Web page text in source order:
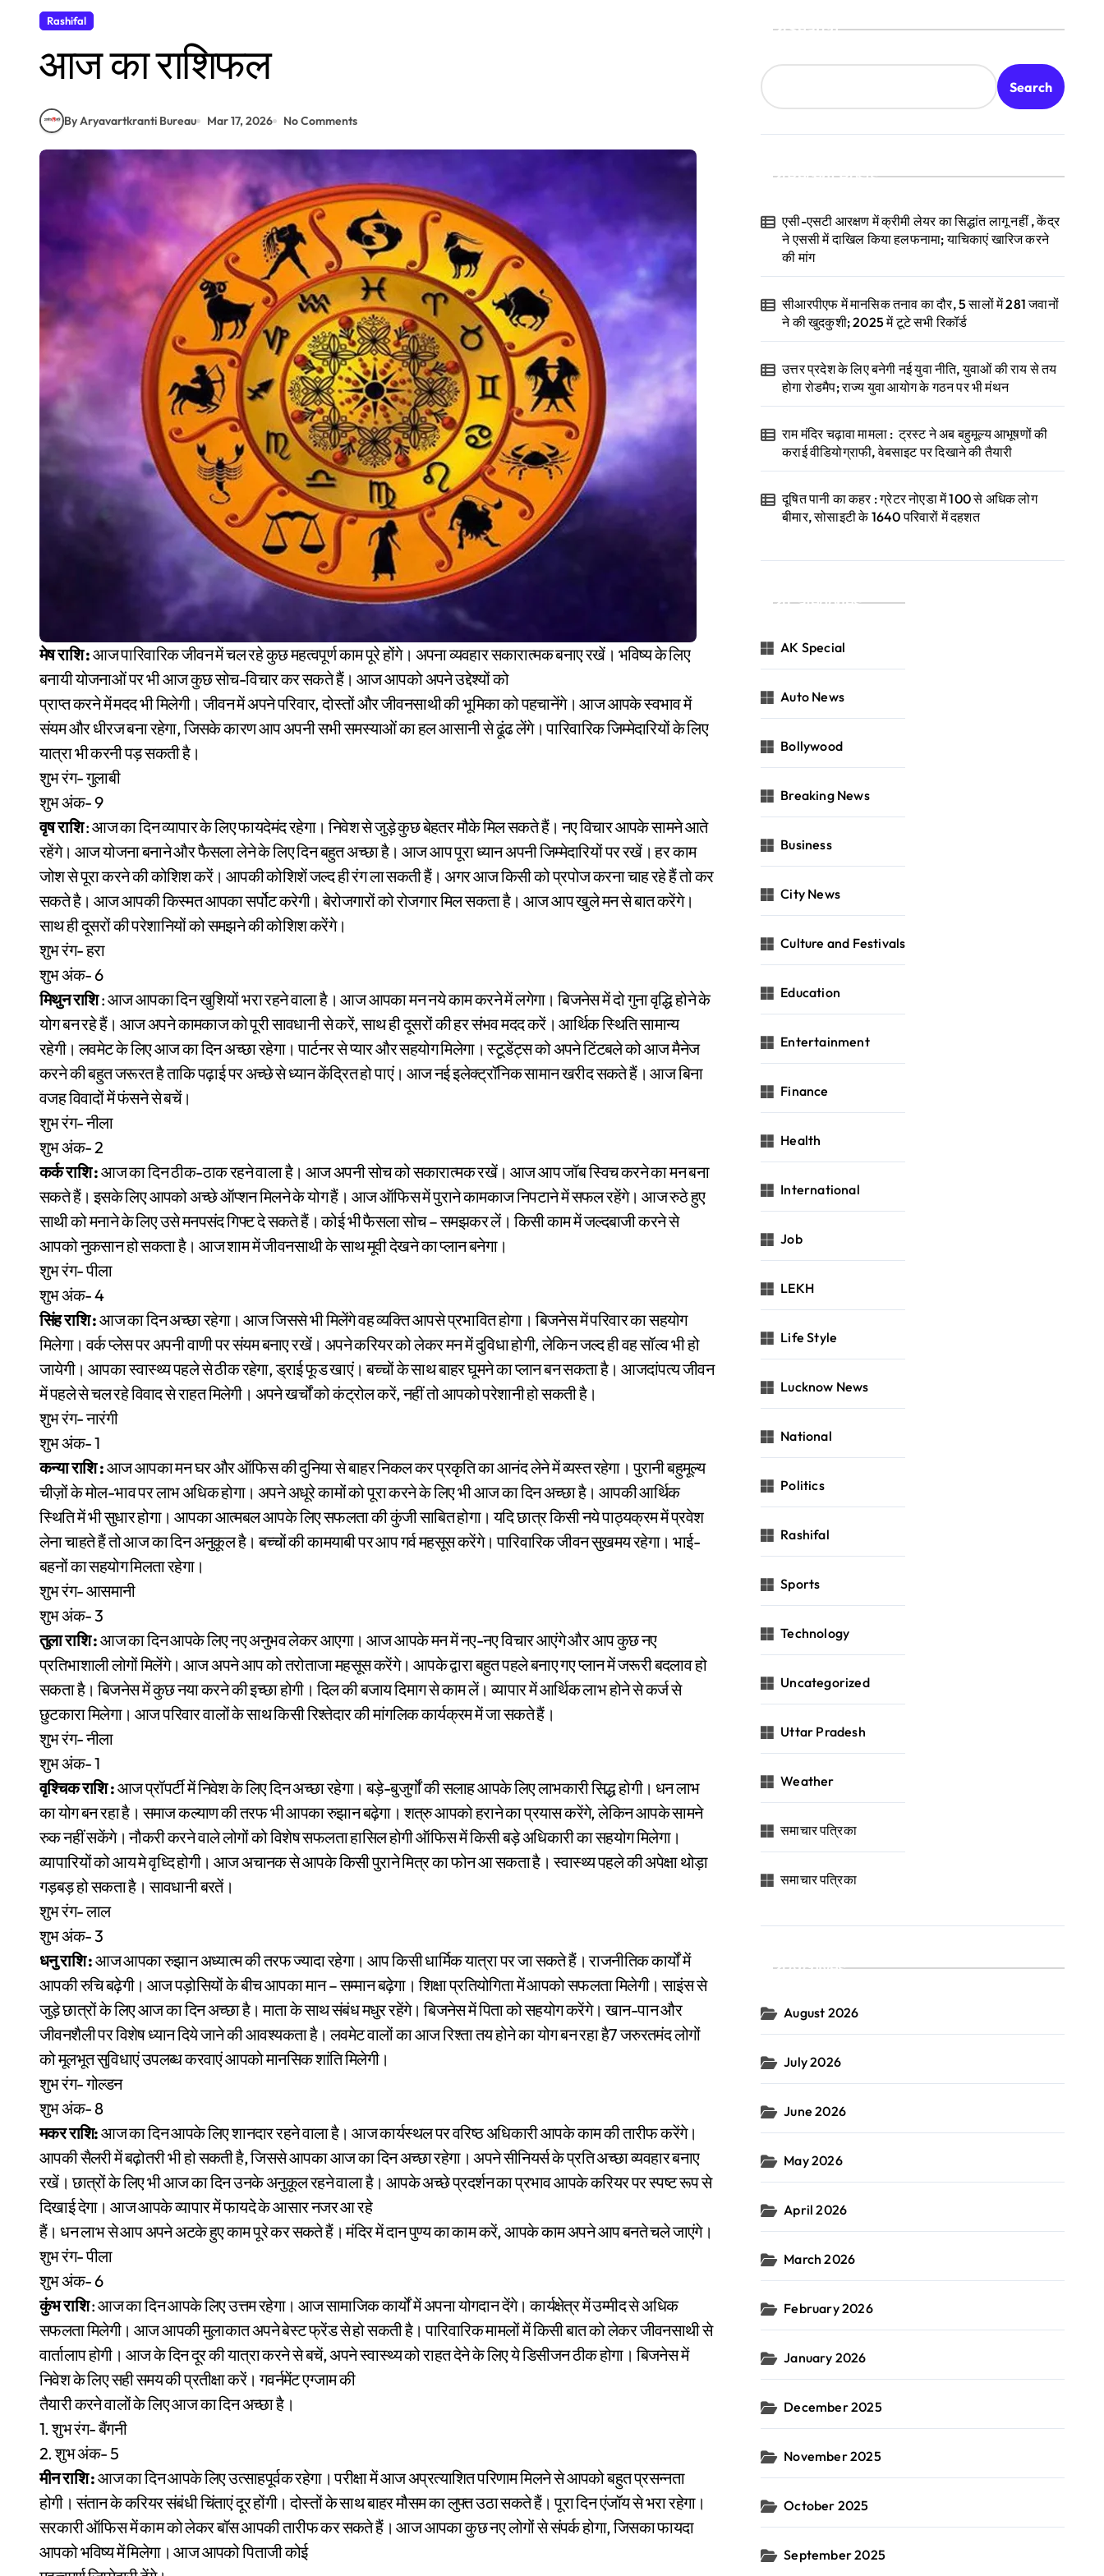
Rashifal
आज का राशिफल
By Aryavartkranti Bureau Mar 17, 2026 No Comments
मेष राशि :आज पारिवारिक जीवन में चल रहे कुछ महत्वपूर्ण काम पूरे होंगे। अपना व्यवहार सकारात्मक बनाए रखें। भविष्य के लिए
बनायी योजनाओं पर भी आज कुछ सोच-विचार कर सकते हैं। आज आपको अपने उद्देश्यों को
प्राप्त करने में मदद भी मिलेगी। जीवन में अपने परिवार, दोस्तों और जीवनसाथी की भूमिका को पहचानेंगे। आज आपके स्वभाव में
संयम और धीरज बना रहेगा, जिसके कारण आप अपनी सभी समस्याओं का हल आसानी से ढूंढ लेंगे। पारिवारिक जिम्मेदारियों के लिए
यात्रा भी करनी पड़ सकती है।
शुभ रंग- गुलाबी
शुभ अंक- 9
वृष राशि: आज का दिन व्यापार के लिए फायदेमंद रहेगा। निवेश से जुड़े कुछ बेहतर मौके मिल सकते हैं। नए विचार आपके सामने आते
रहेंगे। आज योजना बनाने और फैसला लेने के लिए दिन बहुत अच्छा है। आज आप पूरा ध्यान अपनी जिम्मेदारियों पर रखें। हर काम
जोश से पूरा करने की कोशिश करें। आपकी कोशिशें जल्द ही रंग ला सकती हैं। अगर आज किसी को प्रपोज करना चाह रहे हैं तो कर
सकते है। आज आपकी किस्मत आपका सर्पोट करेगी। बेरोजगारों को रोजगार मिल सकता है। आज आप खुले मन से बात करेंगे।
साथ ही दूसरों की परेशानियों को समझने की कोशिश करेंगे।
शुभ रंग- हरा
शुभ अंक- 6
मिथुन राशि: आज आपका दिन खुशियों भरा रहने वाला है। आज आपका मन नये काम करने में लगेगा। बिजनेस में दो गुना वृद्धि होने के
योग बन रहे हैं। आज अपने कामकाज को पूरी सावधानी से करें, साथ ही दूसरों की हर संभव मदद करें। आर्थिक स्थिति सामान्य
रहेगी। लवमेट के लिए आज का दिन अच्छा रहेगा। पार्टनर से प्यार और सहयोग मिलेगा। स्टूडेंट्स को अपने टिंटबले को आज मैनेज
करने की बहुत जरूरत है ताकि पढ़ाई पर अच्छे से ध्यान केंद्रित हो पाएं। आज नई इलेक्ट्रॉनिक सामान खरीद सकते हैं। आज बिना
वजह विवादों में फंसने से बचें।
शुभ रंग- नीला
शुभ अंक- 2
कर्क राशि :आज का दिन ठीक-ठाक रहने वाला है। आज अपनी सोच को सकारात्मक रखें। आज आप जॉब स्विच करने का मन बना
सकते हैं। इसके लिए आपको अच्छे ऑप्शन मिलने के योग हैं। आज ऑफिस में पुराने कामकाज निपटाने में सफल रहेंगे। आज रुठे हुए
साथी को मनाने के लिए उसे मनपसंद गिफ्ट दे सकते हैं। कोई भी फैसला सोच – समझकर लें। किसी काम में जल्दबाजी करने से
आपको नुकसान हो सकता है। आज शाम में जीवनसाथी के साथ मूवी देखने का प्लान बनेगा।
शुभ रंग- पीला
शुभ अंक- 4
सिंह राशि :आज का दिन अच्छा रहेगा। आज जिससे भी मिलेंगे वह व्यक्ति आपसे प्रभावित होगा। बिजनेस में परिवार का सहयोग
मिलेगा। वर्क प्लेस पर अपनी वाणी पर संयम बनाए रखें। अपने करियर को लेकर मन में दुविधा होगी, लेकिन जल्द ही वह सॉल्व भी हो
जायेगी। आपका स्वास्थ्य पहले से ठीक रहेगा, ड्राई फूड खाएं। बच्चों के साथ बाहर घूमने का प्लान बन सकता है। आजदांपत्य जीवन
में पहले से चल रहे विवाद से राहत मिलेगी। अपने खर्चों को कंट्रोल करें, नहीं तो आपको परेशानी हो सकती है।
शुभ रंग- नारंगी
शुभ अंक- 1
कन्या राशि :आज आपका मन घर और ऑफिस की दुनिया से बाहर निकल कर प्रकृति का आनंद लेने में व्यस्त रहेगा। पुरानी बहुमूल्य
चीज़ों के मोल-भाव पर लाभ अधिक होगा। अपने अधूरे कामों को पूरा करने के लिए भी आज का दिन अच्छा है। आपकी आर्थिक
स्थिति में भी सुधार होगा। आपका आत्मबल आपके लिए सफलता की कुंजी साबित होगा। यदि छात्र किसी नये पाठ्यक्रम में प्रवेश
लेना चाहते हैं तो आज का दिन अनुकूल है। बच्चों की कामयाबी पर आप गर्व महसूस करेंगे। पारिवारिक जीवन सुखमय रहेगा। भाई-
बहनों का सहयोग मिलता रहेगा।
शुभ रंग- आसमानी
शुभ अंक- 3
तुला राशि :आज का दिन आपके लिए नए अनुभव लेकर आएगा। आज आपके मन में नए-नए विचार आएंगे और आप कुछ नए
प्रतिभाशाली लोगों मिलेंगे। आज अपने आप को तरोताजा महसूस करेंगे। आपके द्वारा बहुत पहले बनाए गए प्लान में जरूरी बदलाव हो
सकता है। बिजनेस में कुछ नया करने की इच्छा होगी। दिल की बजाय दिमाग से काम लें। व्यापार में आर्थिक लाभ होने से कर्ज से
छुटकारा मिलेगा। आज परिवार वालों के साथ किसी रिश्तेदार की मांगलिक कार्यक्रम में जा सकते हैं।
शुभ रंग- नीला
शुभ अंक- 1
वृश्चिक राशि :आज प्रॉपर्टी में निवेश के लिए दिन अच्छा रहेगा। बड़े-बुजुर्गों की सलाह आपके लिए लाभकारी सिद्ध होगी। धन लाभ
का योग बन रहा है। समाज कल्याण की तरफ भी आपका रुझान बढ़ेगा। शत्रु आपको हराने का प्रयास करेंगे, लेकिन आपके सामने
रुक नहीं सकेंगे। नौकरी करने वाले लोगों को विशेष सफलता हासिल होगी ऑफिस में किसी बड़े अधिकारी का सहयोग मिलेगा।
व्यापारियों को आय मे वृध्दि होगी। आज अचानक से आपके किसी पुराने मित्र का फोन आ सकता है। स्वास्थ्य पहले की अपेक्षा थोड़ा
गड़बड़ हो सकता है। सावधानी बरतें।
शुभ रंग- लाल
शुभ अंक- 3
धनु राशि :आज आपका रुझान अध्यात्म की तरफ ज्यादा रहेगा। आप किसी धार्मिक यात्रा पर जा सकते हैं। राजनीतिक कार्यों में
आपकी रुचि बढ़ेगी। आज पड़ोसियों के बीच आपका मान – सम्मान बढ़ेगा। शिक्षा प्रतियोगिता में आपको सफलता मिलेगी। साइंस से
जुड़े छात्रों के लिए आज का दिन अच्छा है। माता के साथ संबंध मधुर रहेंगे। बिजनेस में पिता को सहयोग करेंगे। खान-पान और
जीवनशैली पर विशेष ध्यान दिये जाने की आवश्यकता है। लवमेट वालों का आज रिश्ता तय होने का योग बन रहा है7 जरुरतमंद लोगों
को मूलभूत सुविधाएं उपलब्ध करवाएं आपको मानसिक शांति मिलेगी।
शुभ रंग- गोल्डन
शुभ अंक- 8
मकर राशि:आज का दिन आपके लिए शानदार रहने वाला है। आज कार्यस्थल पर वरिष्ठ अधिकारी आपके काम की तारीफ करेंगे।
आपकी सैलरी में बढ़ोतरी भी हो सकती है, जिससे आपका आज का दिन अच्छा रहेगा। अपने सीनियर्स के प्रति अच्छा व्यवहार बनाए
रखें। छात्रों के लिए भी आज का दिन उनके अनुकूल रहने वाला है। आपके अच्छे प्रदर्शन का प्रभाव आपके करियर पर स्पष्ट रूप से
दिखाई देगा। आज आपके व्यापार में फायदे के आसार नजर आ रहे
हैं। धन लाभ से आप अपने अटके हुए काम पूरे कर सकते हैं। मंदिर में दान पुण्य का काम करें, आपके काम अपने आप बनते चले जाएंगे।
शुभ रंग- पीला
शुभ अंक- 6
कुंभ राशि: आज का दिन आपके लिए उत्तम रहेगा। आज सामाजिक कार्यों में अपना योगदान देंगे। कार्यक्षेत्र में उम्मीद से अधिक
सफलता मिलेगी। आज आपकी मुलाकात अपने बेस्ट फ्रेंड से हो सकती है। पारिवारिक मामलों में किसी बात को लेकर जीवनसाथी से
वार्तालाप होगी। आज के दिन दूर की यात्रा करने से बचें, अपने स्वास्थ्य को राहत देने के लिए ये डिसीजन ठीक होगा। बिजनेस में
निवेश के लिए सही समय की प्रतीक्षा करें। गवर्नमेंट एग्जाम की
तैयारी करने वालों के लिए आज का दिन अच्छा है।
1. शुभ रंग- बैंगनी
2. शुभ अंक- 5
मीन राशि :आज का दिन आपके लिए उत्साहपूर्वक रहेगा। परीक्षा में आज अप्रत्याशित परिणाम मिलने से आपको बहुत प्रसन्नता
होगी। संतान के करियर संबंधी चिंताएं दूर होंगी। दोस्तों के साथ बाहर मौसम का लुफ्त उठा सकते हैं। पूरा दिन एंजॉय से भरा रहेगा।
सरकारी ऑफिस में काम को लेकर बॉस आपकी तारीफ कर सकते हैं। आज आपका कुछ नए लोगों से संपर्क होगा, जिसका फायदा
आपको भविष्य में मिलेगा। आज आपको पिताजी कोई
Search
Search
Recent Posts
एसी-एसटी आरक्षण में क्रीमी लेयर का सिद्धांत लागू नहीं , केंद्र
ने एससी में दाखिल किया हलफनामा; याचिकाएं खारिज करने
की मांग
सीआरपीएफ में मानसिक तनाव का दौर, 5 सालों में 281 जवानों
ने की खुदकुशी; 2025 में टूटे सभी रिकॉर्ड
उत्तर प्रदेश के लिए बनेगी नई युवा नीति, युवाओं की राय से तय
होगा रोडमैप; राज्य युवा आयोग के गठन पर भी मंथन
राम मंदिर चढ़ावा मामला : ट्रस्ट ने अब बहुमूल्य आभूषणों की
कराई वीडियोग्राफी, वेबसाइट पर दिखाने की तैयारी
दूषित पानी का कहर : ग्रेटर नोएडा में 100 से अधिक लोग
बीमार, सोसाइटी के 1640 परिवारों में दहशत
Categories
AK Special
Auto News
Bollywood
Breaking News
Business
City News
Culture and Festivals
Education
Entertainment
Finance
Health
International
Job
LEKH
Life Style
Lucknow News
National
Politics
Rashifal
Sports
Technology
Uncategorized
Uttar Pradesh
Weather
समाचार पत्रिका
समाचार पत्रिका
Archives
August 2026
July 2026
June 2026
May 2026
April 2026
March 2026
February 2026
January 2026
December 2025
November 2025
October 2025
September 2025